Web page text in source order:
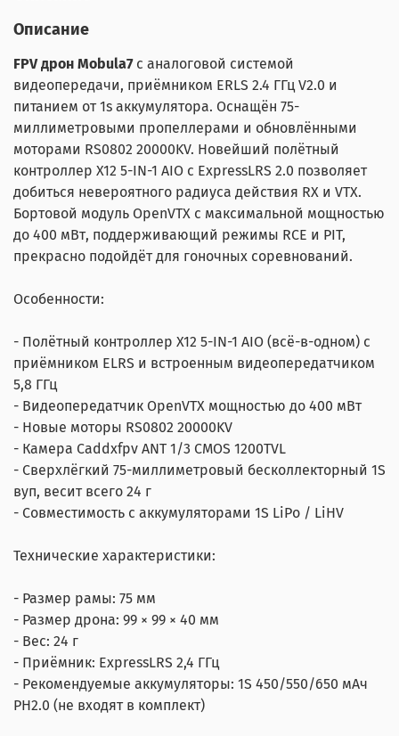
Описание
FPV дрон Mobula7с аналоговой системой
видеопередачи, приёмником ERLS 2.4 ГГц V2.0 и
питанием от 1s аккумулятора. Оснащён 75-
миллиметровыми пропеллерами и обновлёнными
моторами RS0802 20000KV. Новейший полётный
контроллер X12 5-IN-1 AIO с ExpressLRS 2.0 позволяет
добиться невероятного радиуса действия RX и VTX.
Бортовой модуль OpenVTX с максимальной мощностью
до 400 мВт, поддерживающий режимы RCE и PIT,
прекрасно подойдёт для гоночных соревнований.
Особенности:
- Полётный контроллер X12 5-IN-1 AIO (всё-в-одном) с
приёмником ELRS и встроенным видеопередатчиком
5,8 ГГц
- Видеопередатчик OpenVTX мощностью до 400 мВт
- Новые моторы RS0802 20000KV
- Камера Caddxfpv ANT 1/3 CMOS 1200TVL
- Сверхлёгкий 75-миллиметровый бесколлекторный 1S
вуп, весит всего 24 г
- Совместимость с аккумуляторами 1S LiPo / LiHV
Технические характеристики:
- Размер рамы: 75 мм
- Размер дрона: 99 × 99 × 40 мм
- Вес: 24 г
- Приёмник: ExpressLRS 2,4 ГГц
- Рекомендуемые аккумуляторы: 1S 450/550/650 мАч
PH2.0 (не входят в комплект)